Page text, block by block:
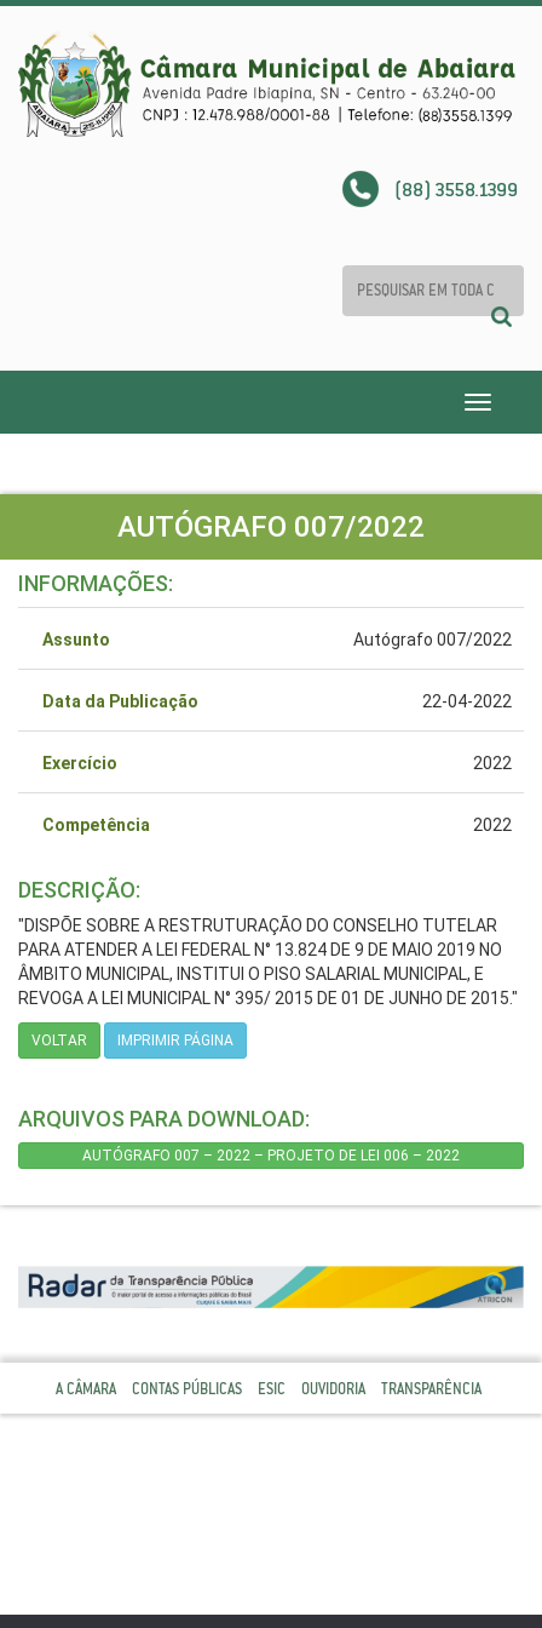
(88) 3558.1399
Toggle
AUTÓGRAFO 007/2022
INFORMAÇÕES:
Assunto Autógrafo 007/2022
Data da Publicação 22-04-2022
Exercício 2022
Competência 2022
DESCRIÇÃO:
"DISPÕE SOBRE A RESTRUTURAÇÃO DO CONSELHO TUTELAR
PARA ATENDER A LEI FEDERAL N° 13.824 DE 9 DE MAIO 2019 NO
ÂMBITO MUNICIPAL, INSTITUI O PISO SALARIAL MUNICIPAL, E
REVOGA A LEI MUNICIPAL N° 395/ 2015 DE 01 DE JUNHO DE 2015."
VOLTAR IMPRIMIR PÁGINA
ARQUIVOS PARA DOWNLOAD:
AUTÓGRAFO 007 – 2022 – PROJETO DE LEI 006 – 2022
A CÂMARA CONTAS PÚBLICAS ESIC OUVIDORIA TRANSPARÊNCIA